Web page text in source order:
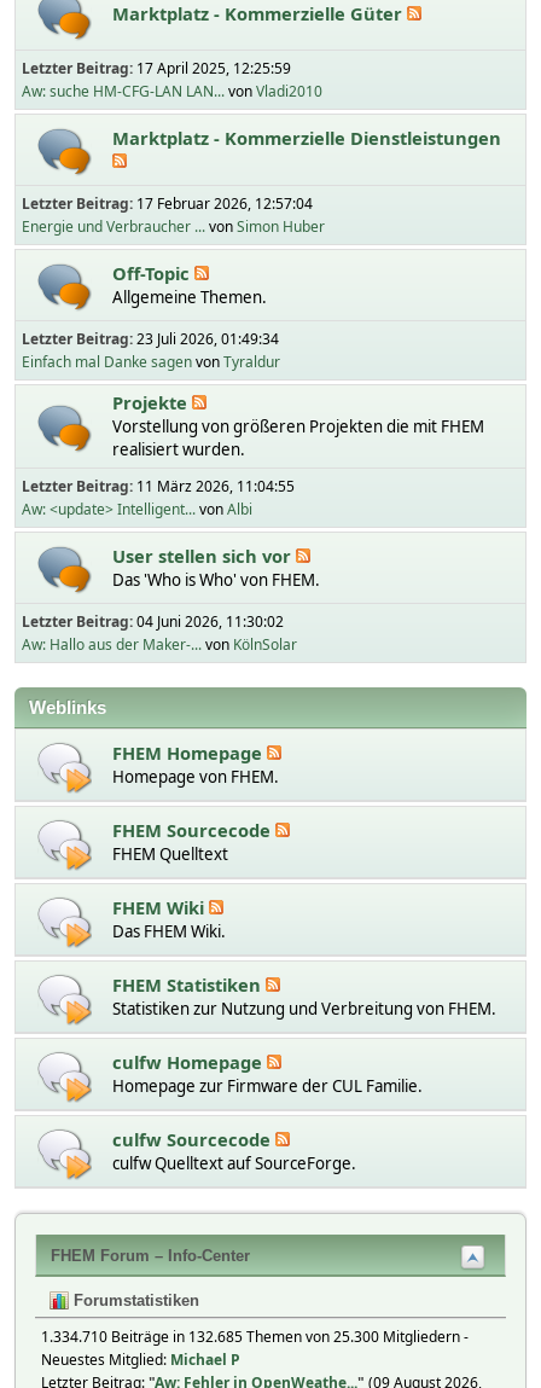
Marktplatz - Kommerzielle Güter
Letzter Beitrag: 17 April 2025, 12:25:59
Aw: suche HM-CFG-LAN LAN...vonVladi2010
Marktplatz - Kommerzielle Dienstleistungen
Letzter Beitrag: 17 Februar 2026, 12:57:04
Energie und Verbraucher ...vonSimon Huber
Off-Topic
Allgemeine Themen.
Letzter Beitrag:23 Juli 2026, 01:49:34
Einfach mal Danke sagenvonTyraldur
Projekte
Vorstellung von größeren Projekten die mit FHEM
realisiert wurden.
Letzter Beitrag: 11 März 2026, 11:04:55
Aw: <update> Intelligent...vonAlbi
User stellen sich vor
Das 'Who is Who' von FHEM.
Letzter Beitrag:04 Juni 2026, 11:30:02
Aw: Hallo aus der Maker-...von KölnSolar
Weblinks
FHEM Homepage
Homepage von FHEM.
FHEM Sourcecode
FHEM Quelltext
FHEM Wiki
Das FHEM Wiki.
FHEM Statistiken
Statistiken zur Nutzung und Verbreitung von FHEM.
culfw Homepage
Homepage zur Firmware der CUL Familie.
culfw Sourcecode
culfw Quelltext auf SourceForge.
FHEM Forum – Info-Center
Forumstatistiken
1.334.710 Beiträge in 132.685 Themen von 25.300 Mitgliedern -
Neuestes Mitglied: Michael P
Letzter Beitrag:"Aw: Fehler in OpenWeathe..." (09 August 2026,